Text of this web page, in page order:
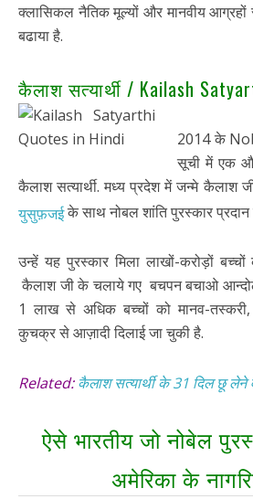
क्लासिकल नैतिक मूल्यों और मानवीय आग्रहों
बढाया है.
कैलाश सत्यार्थी / Kailash
2014 के
सूची में एक
कैलाश सत्यार्थी. मध्य प्रदेश में जन्मे कैलाश
युसुफ़जईके साथ नोबल शांति पुरस्कार प्रदान
उन्हें यह पुरस्कार मिला लाखों-करोड़ों
कैलाश जी के चलाये गए बचपन बचाओ
1 लाख से अधिक बच्चों को मानव-
कुचक्र से आज़ादी दिलाई जा चुकी है.
Related: कैलाश सत्यार्थी के 31 दिल छू लेने
ऐसे भारतीय जो नोबेल
अमेरिका के